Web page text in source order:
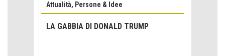
Attualità, Persone & Idee
LA GABBIA DI DONALD TRUMP
Hotels, B&B e Ristoranti... 10 & lode